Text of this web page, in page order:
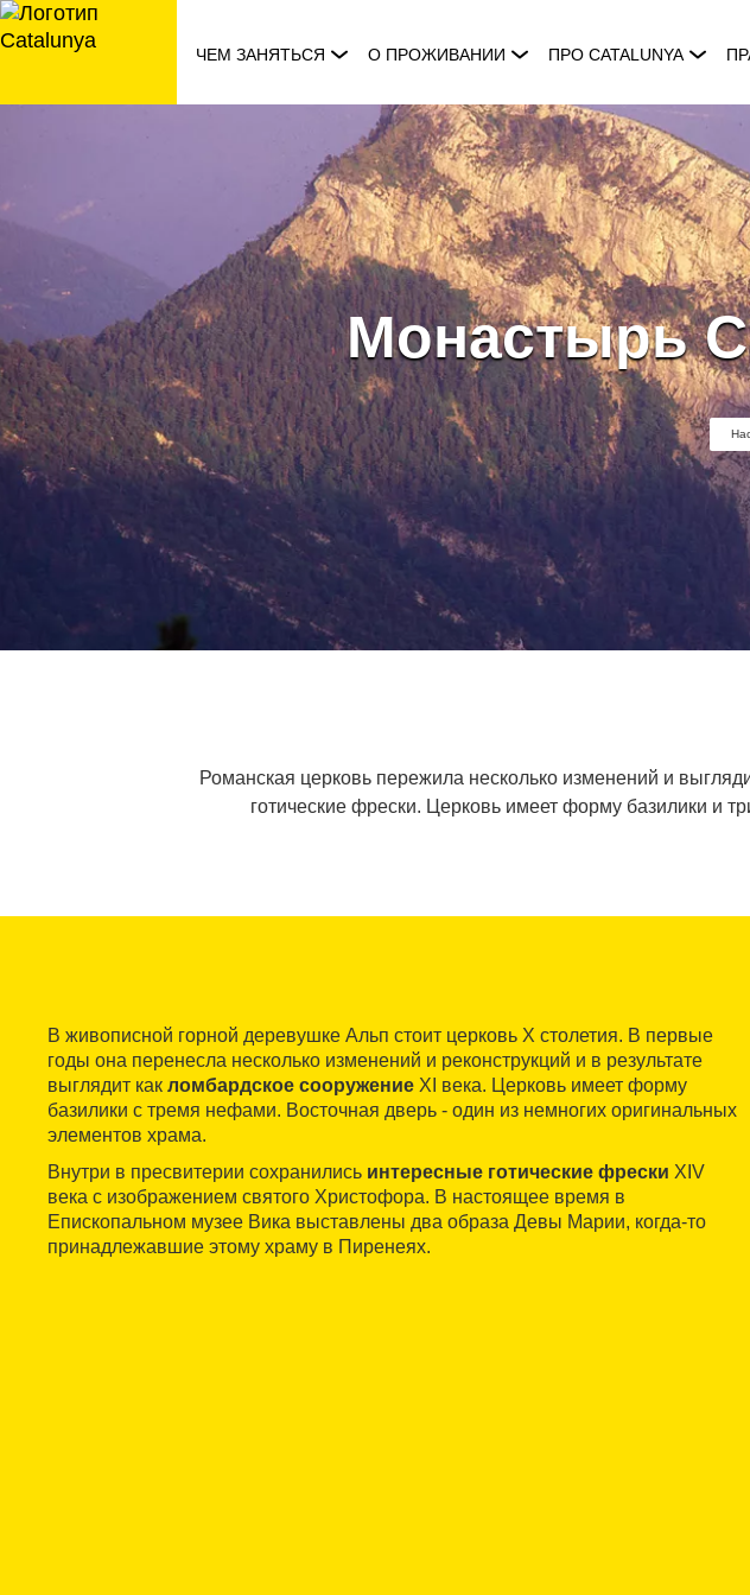
перейти
к
ЧЕМ ЗАНЯТЬСЯ О ПРОЖИВАНИИ ПРО CATALUNYA
Монастырь
Романская церковь пережила несколько изменений и
готические фрески. Церковь имеет форму базилики и
В живописной горной деревушке Альп стоит церковь X столетия. В первые
годы она перенесла несколько изменений и реконструкций и в результате
выглядит как ломбардское сооружение XI века. Церковь имеет форму
базилики с тремя нефами. Восточная дверь - один из немногих оригинальных
элементов храма.
Внутри в пресвитерии сохранились интересные готические фрески XIV
века с изображением святого Христофора. В настоящее время в
Епископальном музее Вика выставлены два образа Девы Марии, когда-то
принадлежавшие этому храму в Пиренеях.